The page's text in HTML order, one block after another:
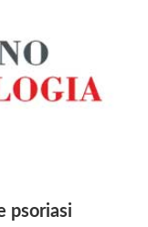
psoriasi